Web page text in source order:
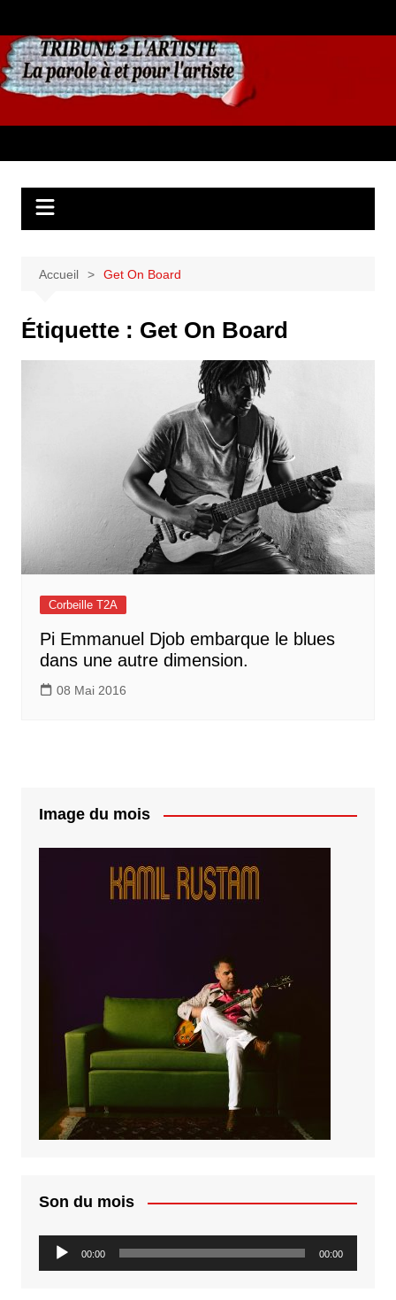
au
contenu
Accueil Get On Board
Étiquette : Get On Board
Corbeille T2A
Pi Emmanuel Djob embarque le blues
dans une autre dimension.
08 Mai 2016
Image du mois
Son du mois
Lecteur
audio
00:00 00:00